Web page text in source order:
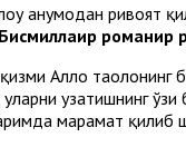
анҳумодан ривоят
Аллоҳ таолонинг
узатишнинг
марҳамат қилиб